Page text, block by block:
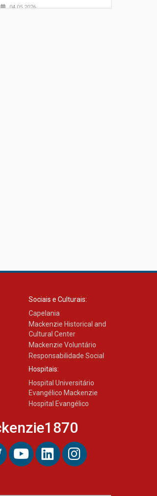
04.05.2026
calouros do primeiro
semestre de 2026
06.02.2026
Sociais e Culturais:
Capelania
Mackenzie Historical and
Cultural Center
Mackenzie Voluntário
Responsabilidade Social
Hospitais:
Hospital Universitário
Evangélico Mackenzie
Hospital Evangélico